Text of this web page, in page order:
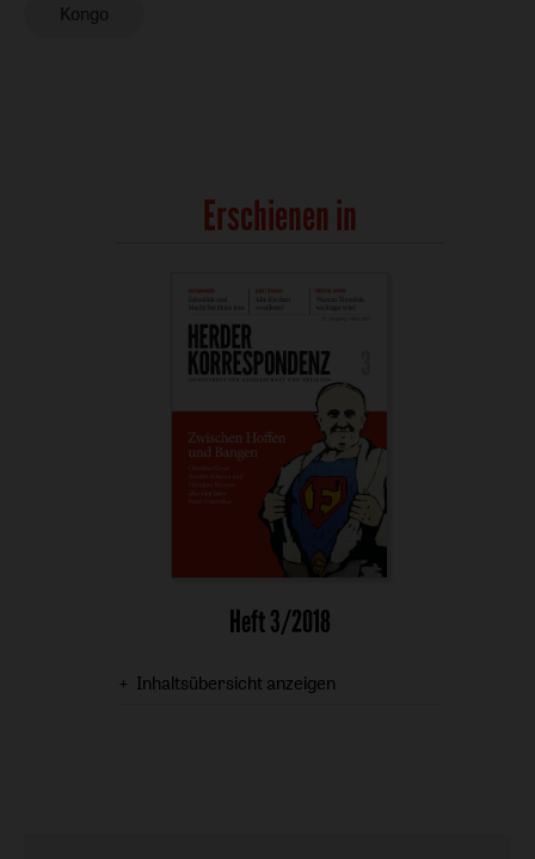
Kongo
Erschienen in
Heft 3/2018
Inhaltsübersicht anzeigen